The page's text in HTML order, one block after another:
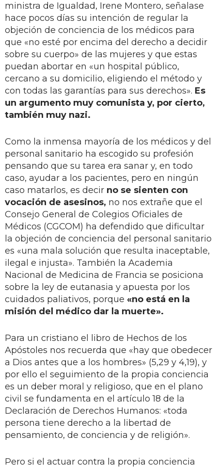
ministra de Igualdad, Irene Montero, señalase
hace pocos días su intención de regular la
objeción de conciencia de los médicos para
que «no esté por encima del derecho a decidir
sobre su cuerpo» de las mujeres y que estas
puedan abortar en «un hospital público,
cercano a su domicilio, eligiendo el método y
con todas las garantías para sus derechos». Es
un argumento muy comunista y, por cierto,
también muy nazi.
Como la inmensa mayoría de los médicos y del
personal sanitario ha escogido su profesión
pensando que su tarea era sanar y, en todo
caso, ayudar a los pacientes, pero en ningún
caso matarlos, es decir no se sienten con
vocación de asesinos, no nos extrañe que el
Consejo General de Colegios Oficiales de
Médicos (CGCOM) ha defendido que dificultar
la objeción de conciencia del personal sanitario
es «una mala solución que resulta inaceptable,
ilegal e injusta». También la Academia
Nacional de Medicina de Francia se posiciona
sobre la ley de eutanasia y apuesta por los
cuidados paliativos, porque «no está en la
misión del médico dar la muerte».
Para un cristiano el libro de Hechos de los
Apóstoles nos recuerda que «hay que obedecer
a Dios antes que a los hombres» (5,29 y 4,19), y
por ello el seguimiento de la propia conciencia
es un deber moral y religioso, que en el plano
civil se fundamenta en el artículo 18 de la
Declaración de Derechos Humanos: «toda
persona tiene derecho a la libertad de
pensamiento, de conciencia y de religión».
Pero si el actuar contra la propia conciencia